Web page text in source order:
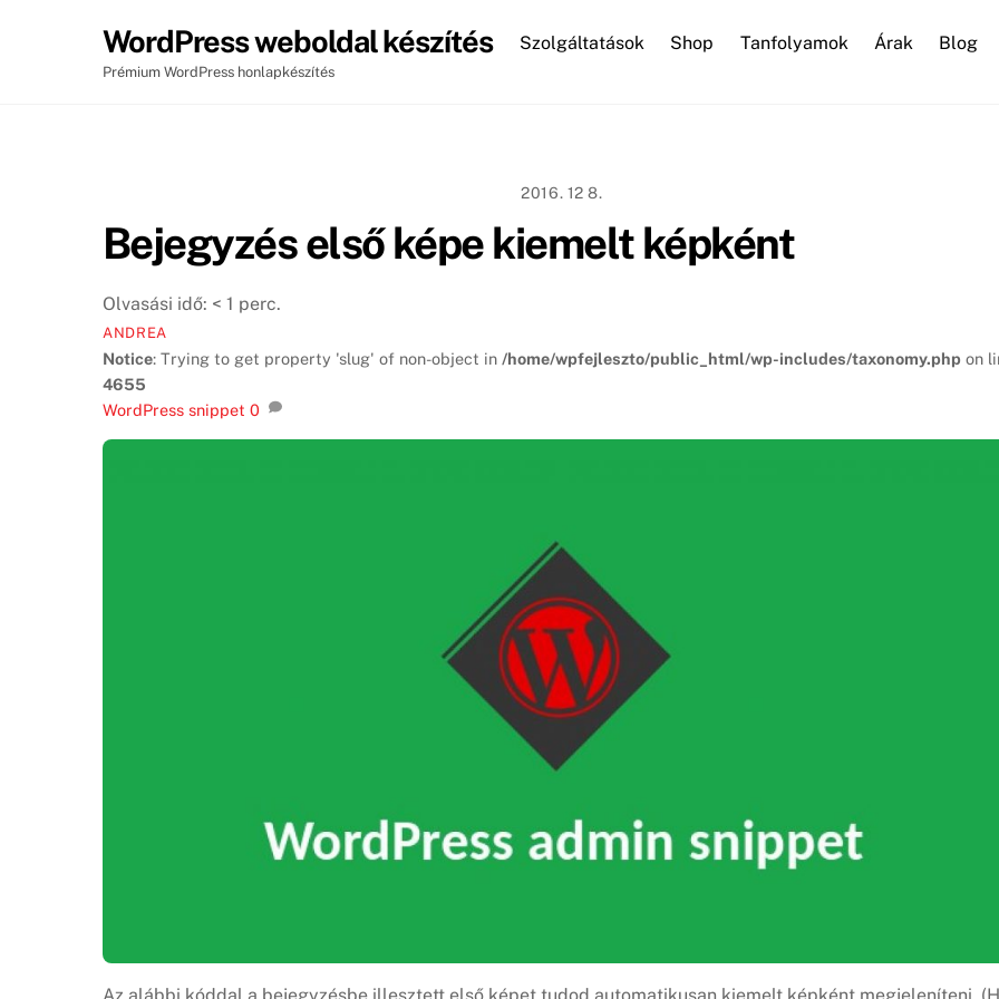
WordPress weboldal készítés
Prémium WordPress honlapkészítés
Szolgáltatások Shop Tanfolyamok Árak Blog
2016. 12 8.
Bejegyzés első képe kiemelt képként
Olvasási idő: < 1 perc.
ANDREA
Notice: Trying to get property 'slug' of non-object in /home/wpfejleszto/public_html/wp-includes/taxonomy.php on
4655
WordPress snippet 0